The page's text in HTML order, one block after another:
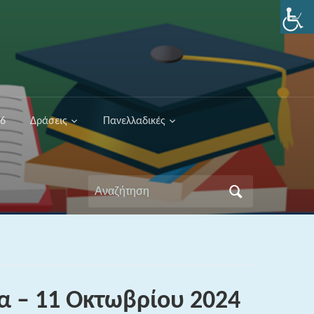
Δράσεις Πανελλαδικές
Αναζήτηση
– 11 Οκτωβρίου 2024